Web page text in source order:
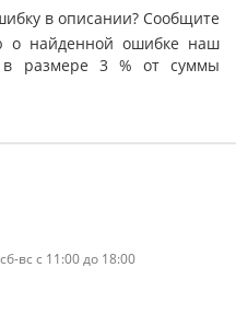
в описании? Сообщите
о найденной ошибке наш
в размере 3 % от суммы
вс с 11:00 до 18:00